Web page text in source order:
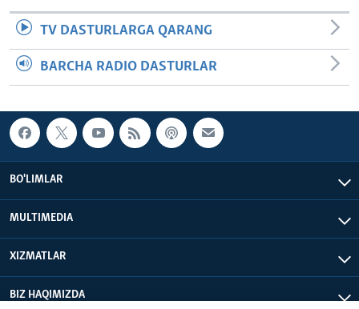
TV DASTURLARGA QARANG
BARCHA RADIO DASTURLAR
BO'LIMLAR
MULTIMEDIA
XIZMATLAR
BIZ HAQIMIZDA